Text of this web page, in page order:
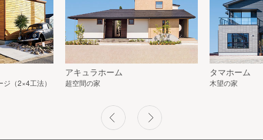
（2×4工法）
アキュラホーム
超空間の家
タマホーム
木望の家